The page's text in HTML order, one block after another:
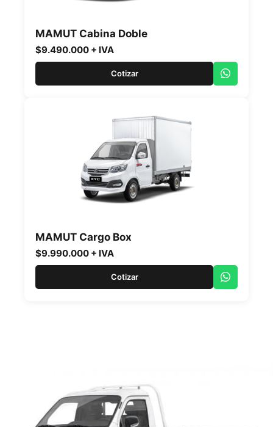
MAMUT Cabina Doble
$9.490.000 + IVA
Cotizar
MAMUT Cargo Box
$9.990.000 + IVA
Cotizar